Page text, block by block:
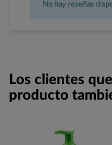
No hay reseñas
Los clientes
producto